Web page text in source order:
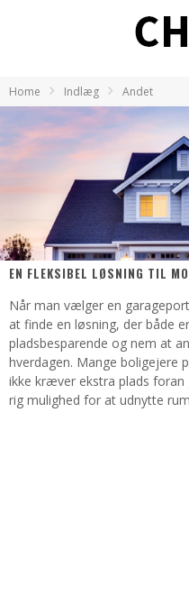
Home Indlæg Andet
EN FLEKSIBEL LØSNING TIL
Når man vælger en
at finde en løsning, der både
pladsbesparende og nem at
hverdagen. Mange boligejere
ikke kræver ekstra plads
rig mulighed for at udnytte